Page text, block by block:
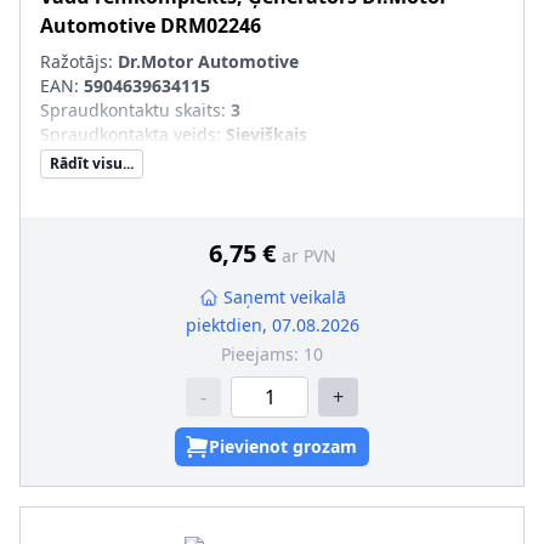
Automotive DRM02246
Ražotājs: Dr.Motor Automotive
EAN: 5904639634115
Spraudkontaktu skaits: 3
Spraudkontakta veids: Sievišķais
Rādīt visu...
6,75 € ar PVN
Saņemt veikalā
piektdien, 07.08.2026
Pieejams: 10
- +
Pievienot grozam